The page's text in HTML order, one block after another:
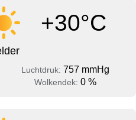
+30°C
Luchtdruk: 757 mmHg
Wolkendek: 0 %